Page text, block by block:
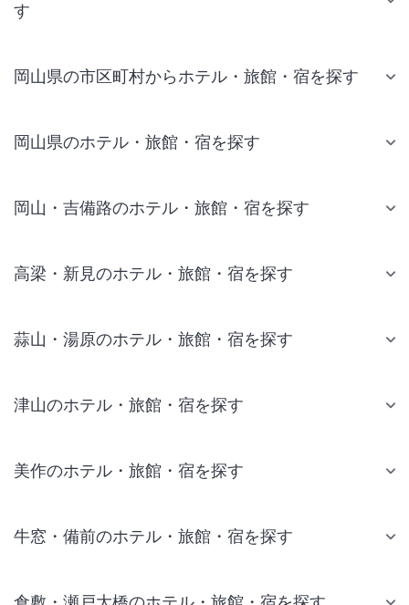
す
岡山県の市区町村からホテル・旅館・宿を探す
岡山県のホテル・旅館・宿を探す
岡山・吉備路のホテル・旅館・宿を探す
高梁・新見のホテル・旅館・宿を探す
蒜山・湯原のホテル・旅館・宿を探す
津山のホテル・旅館・宿を探す
美作のホテル・旅館・宿を探す
牛窓・備前のホテル・旅館・宿を探す